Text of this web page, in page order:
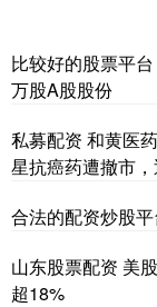
比较好的股票平
万股A股股份
私募配资 和黄医
星抗癌药遭撤市
合法的配资炒股
山东股票配资 美
超18%